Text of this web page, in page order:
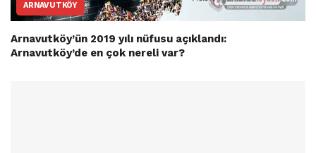
ARNAVUTKÖY
Arnavutköy’ün 2019 yılı nüfusu açıklandı:
Arnavutköy’de en çok nereli var?